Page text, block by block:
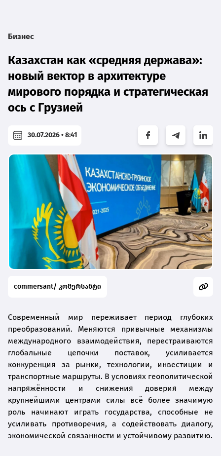
Бизнес
Казахстан как «средняя держава»:
новый вектор в архитектуре
мирового порядка и стратегическая
ось с Грузией
30.07.2026 • 8:41
commersant/ კომერსანტი
Современный мир переживает период глубоких
преобразований. Меняются привычные механизмы
международного взаимодействия, перестраиваются
глобальные цепочки поставок, усиливается
конкуренция за рынки, технологии, инвестиции и
транспортные маршруты. В условиях геополитической
напряжённости и снижения доверия между
крупнейшими центрами силы всё более значимую
роль начинают играть государства, способные не
усиливать противоречия, а содействовать диалогу,
экономической связанности и устойчивому развитию.